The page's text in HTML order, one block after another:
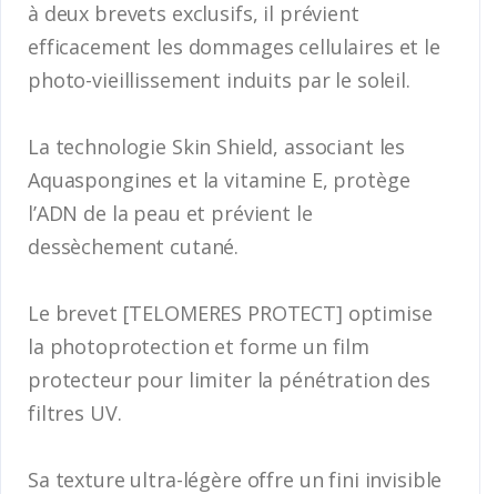
à deux brevets exclusifs, il prévient
efficacement les dommages cellulaires et le
photo-vieillissement induits par le soleil.
La technologie Skin Shield, associant les
Aquaspongines et la vitamine E, protège
l’ADN de la peau et prévient le
dessèchement cutané.
Le brevet [TELOMERES PROTECT] optimise
la photoprotection et forme un film
protecteur pour limiter la pénétration des
filtres UV.
Sa texture ultra-légère offre un fini invisible